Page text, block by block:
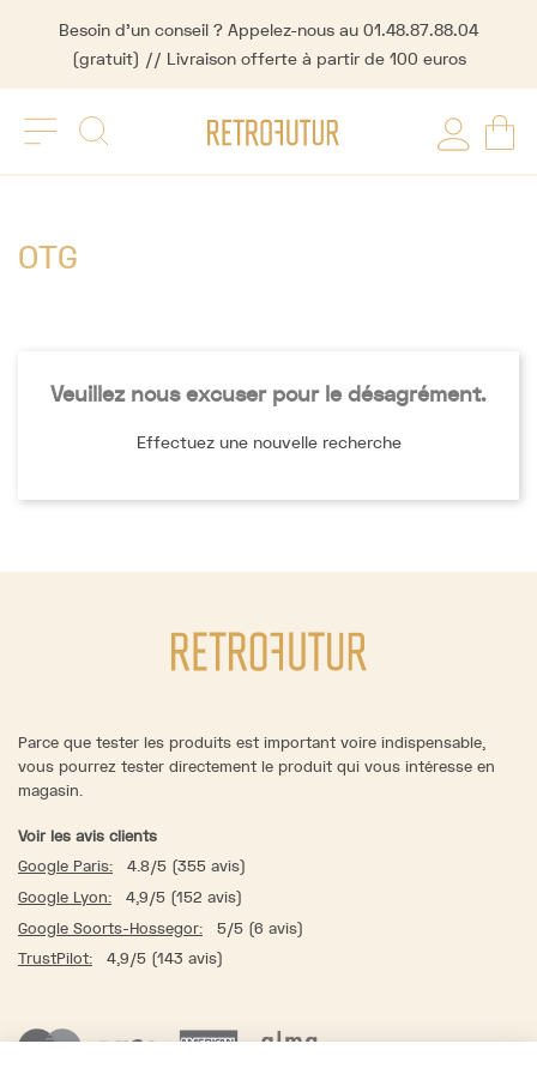
Besoin d'un conseil ? Appelez-nous au 01.48.87.88.04
(gratuit) // Livraison offerte à partir de 100 euros
OTG
Veuillez nous excuser pour le désagrément.
Effectuez une nouvelle recherche
Parce que tester les produits est important voire indispensable,
vous pourrez tester directement le produit qui vous intéresse en
magasin.
Voir les avis clients
Google Paris:
4.8/5 (355 avis)
Google Lyon:
4,9/5 (152 avis)
Google Soorts-Hossegor:
5/5 (6 avis)
TrustPilot:
4,9/5 (143 avis)